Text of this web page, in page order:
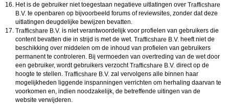
Het is de gebruiker niet toegestaan negatieve uitlatingen over
te openbaren op bijvoorbeeld forums of reviewsites, zonder dat deze
uitlatingen deugdelijke bewijzen bevatten.
is niet verantwoordelijk voor profielen van gebruikers die
content bevatten die in strijd is met de wet.
heeft niet de
beschikking over middelen om de inhoud van profielen van gebruikers
permanent te controleren. Bij vermoeden van overtreding van de wet door
een gebruiker, wordt gebruikers verzocht
direct op de
hoogte te stellen.
zal vervolgens alle binnen haar
mogelijkheden liggende inspanningen verrichten om herhaling daarvan te
voorkomen en, indien noodzakelijk, de betreffende uitingen van de
website verwijderen.